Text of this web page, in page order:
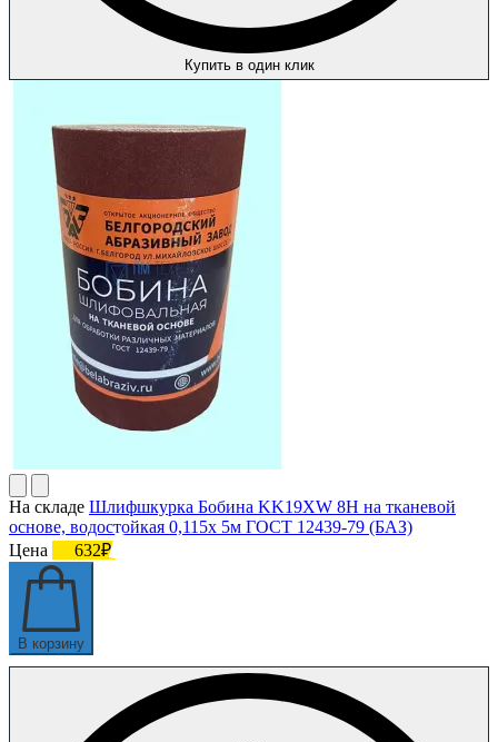
Купить в один клик
На складе Шлифшкурка Бобина KK19XW 8H на тканевой
основе, водостойкая 0,115х 5м ГОСТ 12439-79 (БАЗ)
Цена
632₽
В корзину